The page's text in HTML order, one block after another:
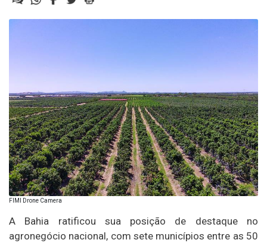
FIMI Drone Camera
A Bahia ratificou sua posição de destaque no
agronegócio nacional, com sete municípios entre as 50